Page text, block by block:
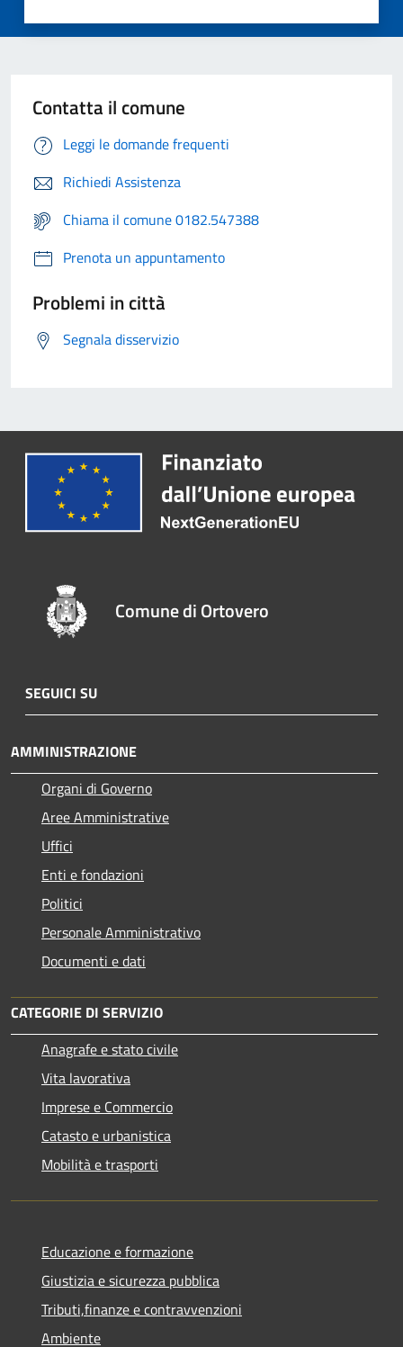
Contatta il comune
Leggi le domande frequenti
Richiedi Assistenza
Chiama il comune 0182.547388
Prenota un appuntamento
Problemi in città
Segnala disservizio
Comune di Ortovero
SEGUICI SU
AMMINISTRAZIONE
Organi di Governo
Aree Amministrative
Uffici
Enti e fondazioni
Politici
Personale Amministrativo
Documenti e dati
CATEGORIE DI SERVIZIO
Anagrafe e stato civile
Vita lavorativa
Imprese e Commercio
Catasto e urbanistica
Mobilità e trasporti
Educazione e formazione
Giustizia e sicurezza pubblica
Tributi,finanze e contravvenzioni
Ambiente